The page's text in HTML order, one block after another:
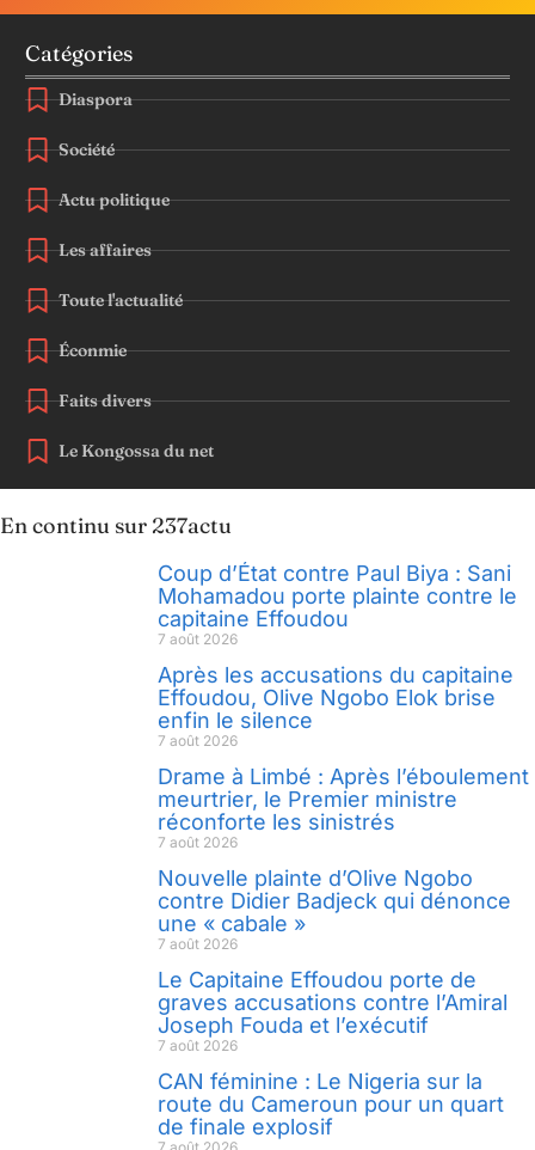
Catégories
Diaspora
Société
Actu politique
Les affaires
Toute l'actualité
Éconmie
Faits divers
Le Kongossa du net
En continu sur 237actu
Coup d’État contre Paul Biya : Sani
Mohamadou porte plainte contre le
capitaine Effoudou
7 août 2026
Après les accusations du capitaine
Effoudou, Olive Ngobo Elok brise
enfin le silence
7 août 2026
Drame à Limbé : Après l’éboulement
meurtrier, le Premier ministre
réconforte les sinistrés
7 août 2026
Nouvelle plainte d’Olive Ngobo
contre Didier Badjeck qui dénonce
une « cabale »
7 août 2026
Le Capitaine Effoudou porte de
graves accusations contre l’Amiral
Joseph Fouda et l’exécutif
7 août 2026
CAN féminine : Le Nigeria sur la
route du Cameroun pour un quart
de finale explosif